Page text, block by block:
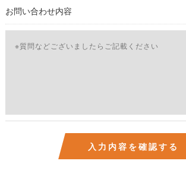
お問い合わせ内容